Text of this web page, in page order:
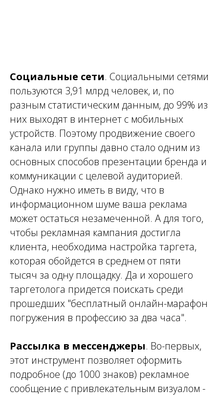
Социальные сети. Социальными сетями
пользуются 3,91 млрд человек, и, по
разным статистическим данным, до 99% из
них выходят в интернет с мобильных
устройств. Поэтому продвижение своего
канала или группы давно стало одним из
основных способов презентации бренда и
коммуникации с целевой аудиторией.
Однако нужно иметь в виду, что в
информационном шуме ваша реклама
может остаться незамеченной. А для того,
чтобы рекламная кампания достигла
клиента, необходима настройка таргета,
которая обойдется в среднем от пяти
тысяч за одну площадку. Да и хорошего
таргетолога придется поискать среди
прошедших "бесплатный онлайн-марафон
погружения в профессию за два часа".
Рассылка в мессенджеры. Во-первых,
этот инструмент позволяет оформить
подробное (до 1000 знаков) рекламное
сообщение с привлекательным визуалом -